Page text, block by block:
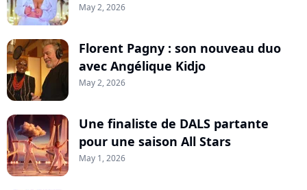
May 2, 2026
Florent Pagny : son nouveau duo
avec Angélique Kidjo
May 2, 2026
Une finaliste de DALS partante
pour une saison All Stars
May 1, 2026